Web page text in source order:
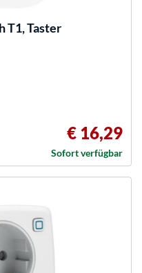
T1, Taster
€ 16,29
Sofort verfügbar